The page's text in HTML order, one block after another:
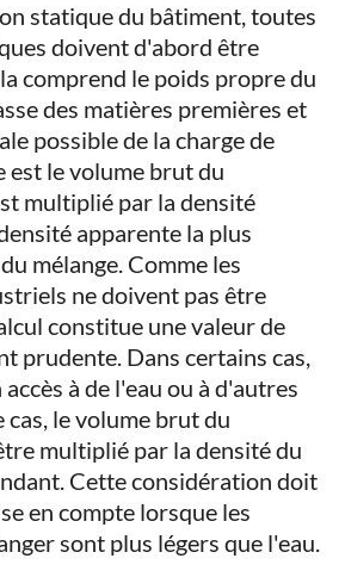
statique du bâtiment, toutes
doivent d'abord être
comprend le poids propre du
des matières premières et
possible de la charge de
est le volume brut du
multiplié par la densité
apparente la plus
mélange. Comme les
ne doivent pas être
constitue une valeur de
prudente. Dans certains cas,
à de l'eau ou à d'autres
cas, le volume brut du
multiplié par la densité du
Cette considération doit
en compte lorsque les
sont plus légers que l'eau.